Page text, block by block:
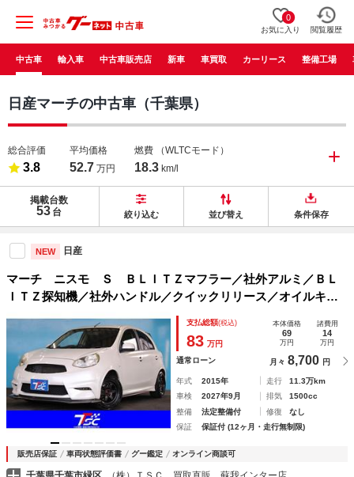
0
お気に入り 閲覧履歴
中古車 輸入車 中古車販売店 新車 車買取 カーリース 整備工場
日産マーチの中古車（千葉県）
総合評価
3.8
平均価格
52.7 万円
燃費 （WLTCモード）
18.3 km/l
掲載台数
53 台 絞り込む 並び替え 条件保存
NEW 日産
マーチ ニスモ Ｓ ＢＬＩＴＺマフラー／社外アルミ／ＢＬ
ＩＴＺ探知機／社外ハンドル／クイックリリース／オイルキャ
ッチタンク／ＥＴＣ／ドラレコ／フロントスポイラー／ダック
テール／禁煙車／ＴＯＹＯ ＰＲＯＸＥＳ Ｒ１Ｒバリ溝
支払総額(税込)
83 万円
本体価格
69
万円
諸費用
14
万円
通常ローン 月々 8,700 円
年式 2015年 走行
11.3万km
車検
2027年9月 排気
1500cc
整備
法定整備付 修復
なし
保証
保証付 (12ヶ月・走行無制限)
販売店保証 車両状態評価書 グー鑑定 オンライン商談可